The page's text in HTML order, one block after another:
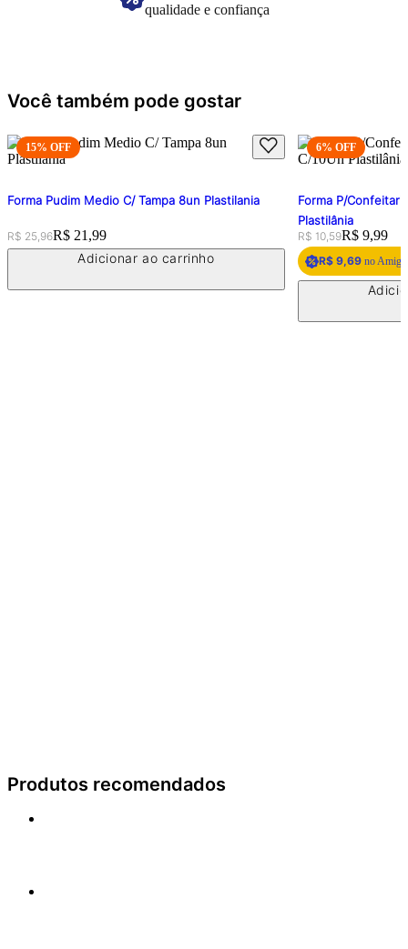
qualidade e confiança
Você também pode gostar
15% OFF
Forma Pudim Medio C/ Tampa 8un Plastilania
Original price:
R$ 25,96Price:
R$ 21,99
Adicionar ao carrinho
6% OFF
Forma P/
Plastilânia
Original price:
R$ 10,59Price:
R$ 9,99
R$ 9,69no Amigo
Produtos recomendados